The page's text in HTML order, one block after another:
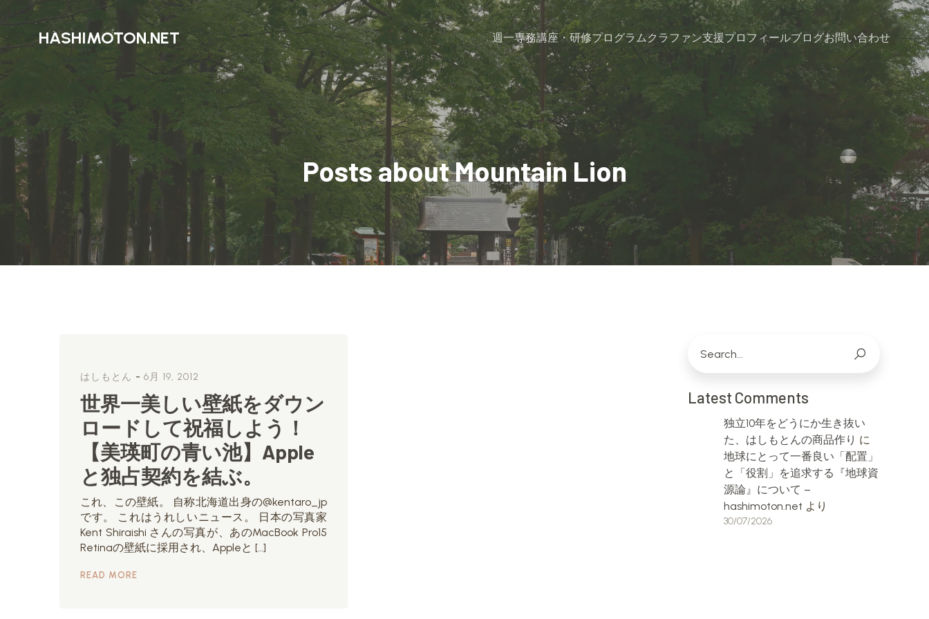
HASHIMOTON.NET 週一専務講座・研修プログラムクラファン支援プロフィールブログお問い合わせ
Posts about Mountain Lion
はしもとん - 6月 19, 2012
世界一美しい壁紙をダウン
ロードして祝福しよう！
【美瑛町の青い池】Apple
と独占契約を結ぶ。
これ、この壁紙。 自称北海道出身の@kentaro_jp
です。 これはうれしいニュース。 日本の写真家
Kent Shiraishi さんの写真が、あのMacBook Pro15
Retinaの壁紙に採用され、Appleと […]
READ MORE
Latest Comments
独立10年をどうにか生き抜い
た、はしもとんの商品作り に
地球にとって一番良い「配置」
と「役割」を追求する『地球資
源論』について –
hashimoton.net より
30/07/2026